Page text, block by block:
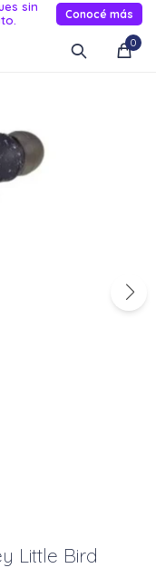
sin
Conocé más
0
Little Bird
MI CUENTA